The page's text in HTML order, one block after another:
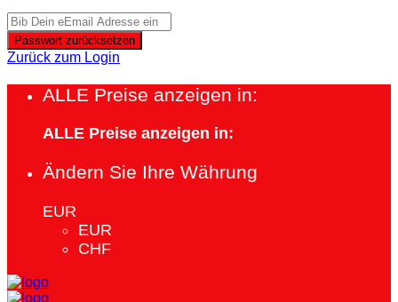
Passwort zurücksetzen
Zurück zum Login
ALLE Preise anzeigen in:
ALLE Preise anzeigen in:
Ändern Sie Ihre Währung
EUR
EUR
CHF